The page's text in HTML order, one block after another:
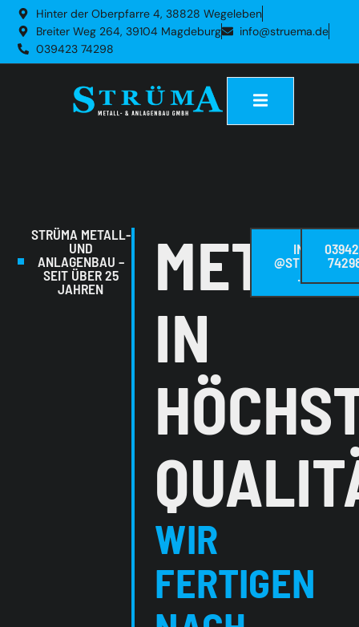
Hinter der Oberpfarre 4, 38828 Wegeleben
Breiter Weg 264, 39104 Magdeburg
info@struema.de
039423 74298
STRÜMA METALL-
UND
ANLAGENBAU –
SEIT ÜBER 25
JAHREN
IN
WIR
FERTIGEN
INFO
@STRUEMA
.DE